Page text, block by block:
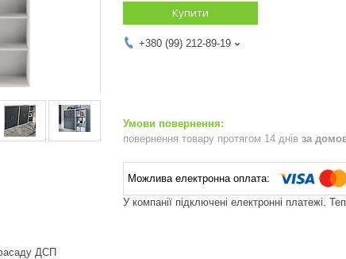
Купити
+380 (99) 212-89-19
повернення товару протягом 14 днів за
У компанії підключені електронні платежі.
ДСП